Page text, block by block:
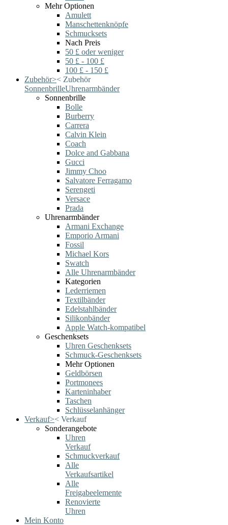
Mehr Optionen
Amulett
Manschettenknöpfe
Schmucksets
Nach Preis
50 £ oder weniger
50 £ - 100 £
100 £ - 150 £
Zubehör>< Zubehör
SonnenbrilleUhrenarmbänder
Sonnenbrille
Bolle
Burberry
Carrera
Calvin Klein
Coach
Dolce and Gabbana
Gucci
Jimmy Choo
Salvatore Ferragamo
Serengeti
Versace
Prada
Uhrenarmbänder
Armani Exchange
Emporio Armani
Fossil
Michael Kors
Swatch
Alle Uhrenarmbänder
Kategorien
Lederriemen
Textilbänder
Edelstahlbänder
Silikonbänder
Apple Watch-kompatibel
Geschenksets
Uhren Geschenksets
Schmuck-Geschenksets
Mehr Optionen
Geldbörsen
Portmonees
Karteninhaber
Taschen
Schlüsselanhänger
Verkauf>< Verkauf
Sonderangebote
Uhren
Verkauf
Schmuckverkauf
Alle
Verkaufsartikel
Alle
Freigabeelemente
Renovierte
Uhren
Mein Konto